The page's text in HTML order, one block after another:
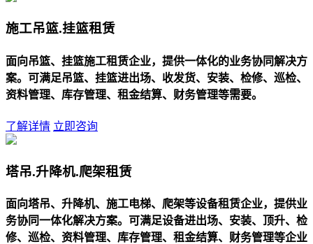
施工吊篮.挂篮租赁
面向吊篮、挂篮施工租赁企业，提供一体化的业务协同解决方
案。可满足吊篮、挂篮进出场、收发货、安装、检修、巡检、
资料管理、库存管理、租金结算、财务管理等需要。
了解详情 立即咨询
塔吊.升降机.爬架租赁
面向塔吊、升降机、施工电梯、爬架等设备租赁企业，提供业
务协同一体化解决方案。可满足设备进出场、安装、顶升、检
修、巡检、资料管理、库存管理、租金结算、财务管理等企业